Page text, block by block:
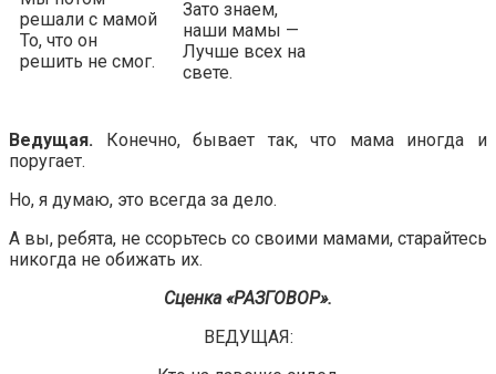
решали с мамой
То, что он
решить не смог.
Зато знаем,
наши мамы —
Лучше всех на
свете.
Ведущая. Конечно, бывает так, что мама иногда и
поругает.
Но, я думаю, это всегда за дело.
А вы, ребята, не ссорьтесь со своими мамами, старайтесь
никогда не обижать их.
Сценка «РАЗГОВОР».
ВЕДУЩАЯ: